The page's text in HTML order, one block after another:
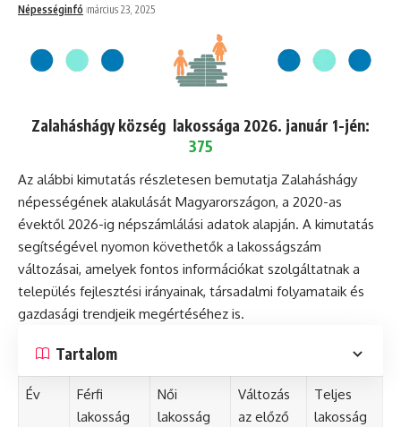
Népességinfó március 23, 2025
Zalaháshágy község lakossága 2026. január 1-jén:
375
Az alábbi kimutatás részletesen bemutatja Zalaháshágy
népességének alakulását Magyarországon, a 2020-as
évektől 2026-ig népszámlálási adatok alapján. A kimutatás
segítségével nyomon követhetők a lakosságszám
változásai, amelyek fontos információkat szolgáltatnak a
település fejlesztési irányainak, társadalmi folyamataik és
gazdasági trendjeik megértéséhez is.
Tartalom
Év
Férfi
lakosság
Női
lakosság
Változás
az előző
Teljes
lakosság